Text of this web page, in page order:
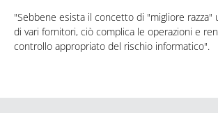
"Sebbene esista il concetto di "migliore razza"
di vari fornitori, ciò complica le operazioni e
controllo appropriato del rischio informatico".